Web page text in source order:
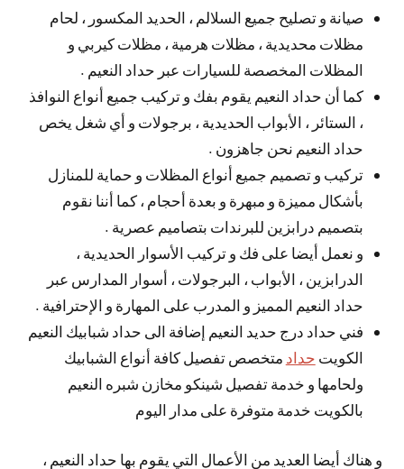
صيانة و تصليح جميع السلالم ، الحديد المكسور ، لحام
مظلات محديدية ، مظلات هرمية ، مظلات كيربي و
المظلات المخصصة للسيارات عبر حداد النعيم .
كما أن حداد النعيم يقوم بفك و تركيب جميع أنواع النوافذ
، الستائر ، الأبواب الحديدية ، برجولات و أي شغل يخص
حداد النعيم نحن جاهزون .
تركيب و تصميم جميع أنواع المظلات و حماية للمنازل
بأشكال مميزة و مبهرة و بعدة أحجام ، كما أننا نقوم
بتصميم درابزين للبرندات بتصاميم عصرية .
و نعمل أيضا على فك و تركيب الأسوار الحديدية ،
الدرابزين ، الأبواب ، البرجولات ، أسوار المدارس عبر
حداد النعيم المميز و المدرب على المهارة و الإحترافية .
فني حداد درج حديد النعيم إضافة الى حداد شبابيك النعيم
الكويت حداد متخصص تفصيل كافة أنواع الشبابيك
ولحامها و خدمة تفصيل شينكو مخازن شبره النعيم
بالكويت خدمة متوفرة على مدار اليوم
و هناك أيضا العديد من الأعمال التي يقوم بها حداد النعيم ،